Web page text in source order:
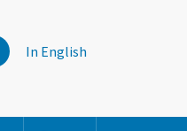
In English